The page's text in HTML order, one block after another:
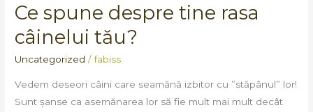
Ce spune despre tine rasa
câinelui tău?
Uncategorized /fabiss
Vedem deseori câini care seamănă izbitor cu ”stăpânul” lor!
Sunt șanse ca asemănarea lor să fie mult mai mult decât